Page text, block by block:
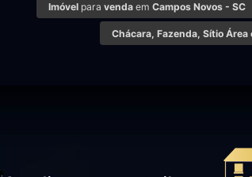
Imóvel paravenda emCampos Novos - SC
Chácara, Fazenda, Sítio Área